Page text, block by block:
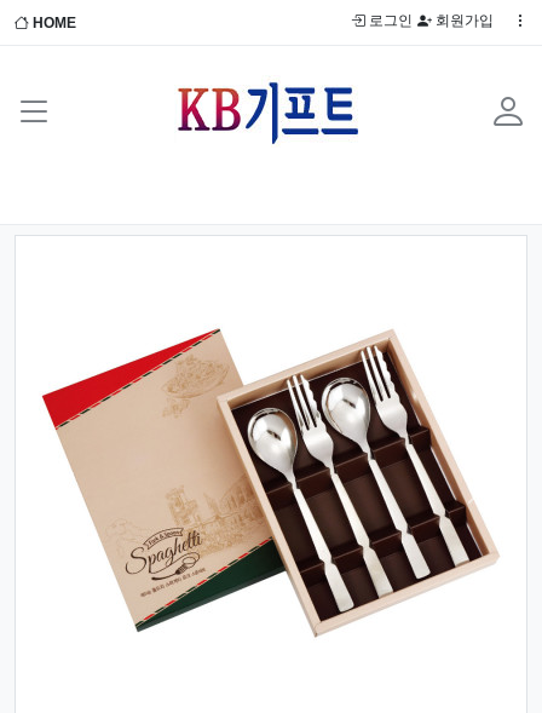
HOME 로그인 회원가입
Previous Next